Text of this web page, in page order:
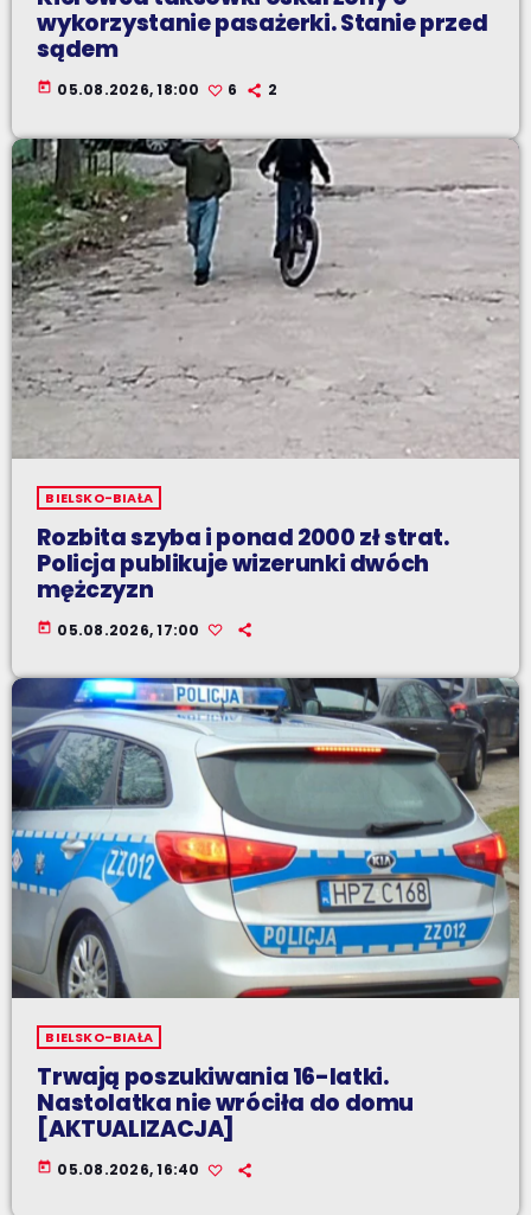
wykorzystanie pasażerki. Stanie przed
sądem
today 05.08.2026, 18:00 6 2
BIELSKO-BIAŁA
Rozbita szyba i ponad 2000 zł strat.
Policja publikuje wizerunki dwóch
mężczyzn
today 05.08.2026, 17:00
BIELSKO-BIAŁA
Trwają poszukiwania 16-latki.
Nastolatka nie wróciła do domu
[AKTUALIZACJA]
today 05.08.2026, 16:40